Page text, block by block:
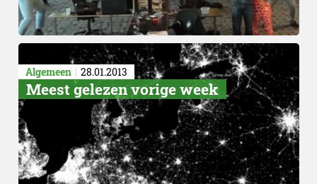
Algemeen 28.01.2013
Meest gelezen vorige week